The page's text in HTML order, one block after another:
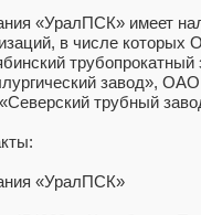
«УралПСК» имеет
в числе
завод»,
трубный
«УралПСК»